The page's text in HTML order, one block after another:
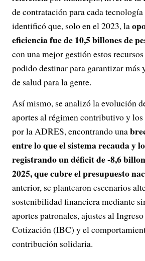
de contratación para cada tecnología
identificó que, solo en el 2023, la
eficiencia fue de 10,5 billones de
con una mejor gestión estos
podido destinar para garantizar más
de salud para la gente.
Así mismo, se analizó la evolución
aportes al régimen contributivo y
por la ADRES, encontrando una
entre lo que el sistema recauda y
registrando un déficit de -8,6
2025, que cubre el presupuesto
anterior, se plantearon escenarios
sostenibilidad financiera mediante
aportes patronales, ajustes al
Cotización (IBC) y el
contribución solidaria.